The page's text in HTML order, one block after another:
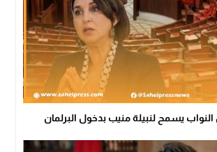
يسمح لنبيلة منيب بدخول البرلمان